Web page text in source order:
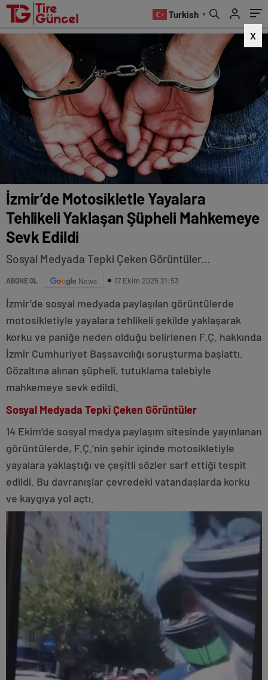
Turkish ▼
X
Mahkemeye Sevk Edildi
İzmir’de Motosikletle Yayalara
Tehlikeli Yaklaşan Şüpheli Mahkemeye
Sevk Edildi
Sosyal Medyada Tepki Çeken Görüntüler...
ABONE OL News 17 Ekim 2025 21:53
İzmir’de sosyal medyada paylaşılan görüntülerde
motosikletiyle yayalara tehlikeli şekilde yaklaşarak
korku ve paniğe neden olduğu belirlenen F.Ç. hakkında
İzmir Cumhuriyet Başsavcılığı soruşturma başlattı.
Gözaltına alınan şüpheli, tutuklama talebiyle
mahkemeye sevk edildi.
Sosyal Medyada Tepki Çeken Görüntüler
14 Ekim’de sosyal medya paylaşım sitesinde yayınlanan
görüntülerde, F.Ç.’nin şehir içinde motosikletiyle
yayalara yaklaştığı ve çeşitli sözler sarf ettiği tespit
edildi. Bu davranışlar çevredeki vatandaşlarda korku
ve kaygıya yol açtı.